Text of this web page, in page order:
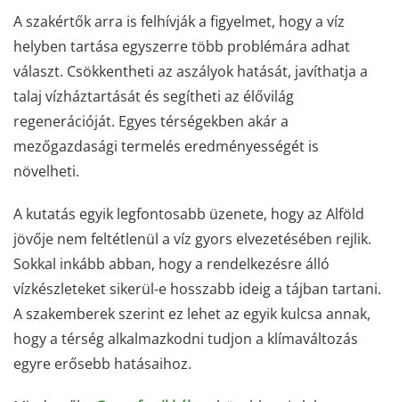
A szakértők arra is felhívják a figyelmet, hogy a víz
helyben tartása egyszerre több problémára adhat
választ. Csökkentheti az aszályok hatását, javíthatja a
talaj vízháztartását és segítheti az élővilág
regenerációját. Egyes térségekben akár a
mezőgazdasági termelés eredményességét is
növelheti.
A kutatás egyik legfontosabb üzenete, hogy az Alföld
jövője nem feltétlenül a víz gyors elvezetésében rejlik.
Sokkal inkább abban, hogy a rendelkezésre álló
vízkészleteket sikerül-e hosszabb ideig a tájban tartani.
A szakemberek szerint ez lehet az egyik kulcsa annak,
hogy a térség alkalmazkodni tudjon a klímaváltozás
egyre erősebb hatásaihoz.